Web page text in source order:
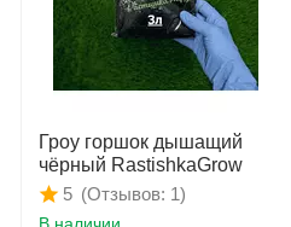
Гроу горшок дышащий
чёрный RastishkaGrow
(Отзывов: 1)
5
В наличии